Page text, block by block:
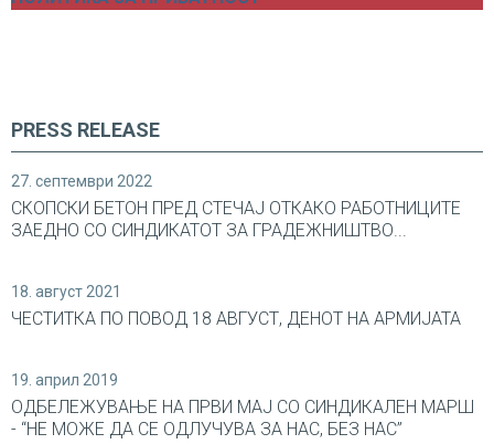
PRESS RELEASE
27. септември 2022
СКОПСКИ БЕТОН ПРЕД СТЕЧАЈ ОТКАКО РАБОТНИЦИТЕ
ЗАЕДНО СО СИНДИКАТОТ ЗА ГРАДЕЖНИШТВО...
18. август 2021
ЧЕСТИТКА ПО ПОВОД 18 АВГУСТ, ДЕНОТ НА АРМИЈАТА
19. април 2019
ОДБЕЛЕЖУВАЊЕ НА ПРВИ МАЈ СО СИНДИКАЛEН МАРШ
- “НЕ МОЖЕ ДА СЕ ОДЛУЧУВА ЗА НАС, БЕЗ НАС”